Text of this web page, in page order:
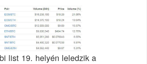
list 19. helyén leledzik a